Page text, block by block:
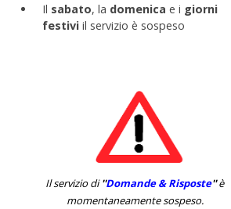
Il sabato, la domenica e i giorni
festiviil servizio è sospeso
Il servizio di''Domande & Risposte''è
momentaneamente sospeso.